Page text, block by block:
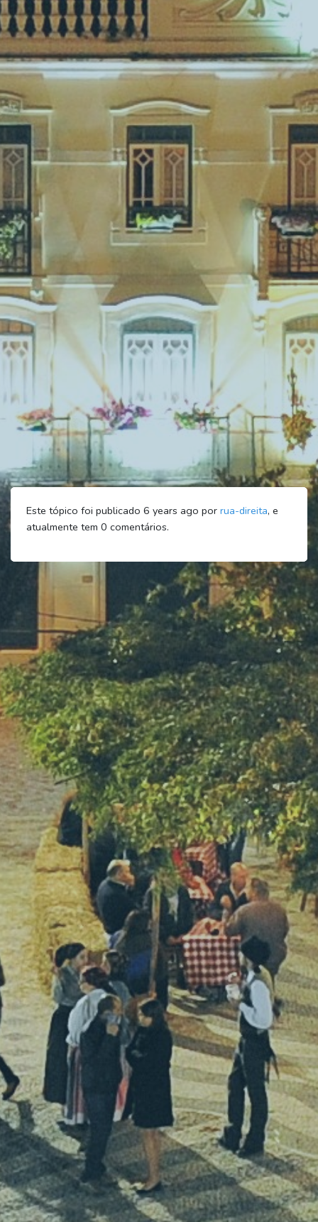
Este tópico foi publicado 6 years ago por rua-direita, e
atualmente tem 0 comentários.